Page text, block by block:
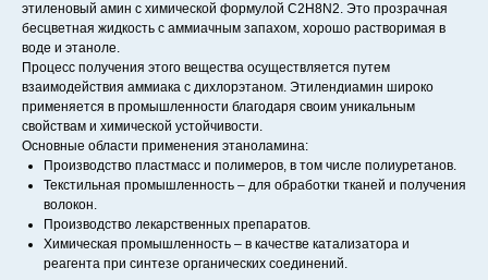
этиленовый амин с химической формулой C2H8N2. Это прозрачная
бесцветная жидкость с аммиачным запахом, хорошо растворимая в
воде и этаноле.
Процесс получения этого вещества осуществляется путем
взаимодействия аммиака с дихлорэтаном. Этилендиамин широко
применяется в промышленности благодаря своим уникальным
свойствам и химической устойчивости.
Основные области применения этаноламина:
Производство пластмасс и полимеров, в том числе полиуретанов.
Текстильная промышленность – для обработки тканей и получения
волокон.
Производство лекарственных препаратов.
Химическая промышленность – в качестве катализатора и
реагента при синтезе органических соединений.